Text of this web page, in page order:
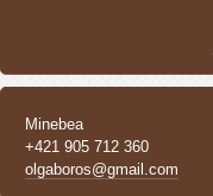
Minebea
+421 905 712 360
olgaboros@gmail.com